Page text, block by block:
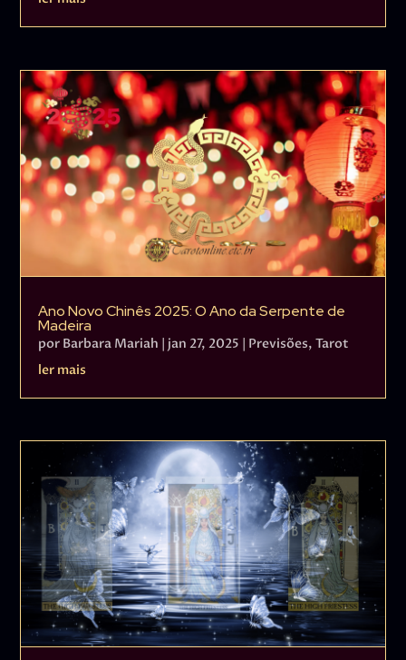
Ano Novo Chinês 2025: O Ano da Serpente de
Madeira
por Barbara Mariah | jan 27, 2025 | Previsões,Tarot
ler mais